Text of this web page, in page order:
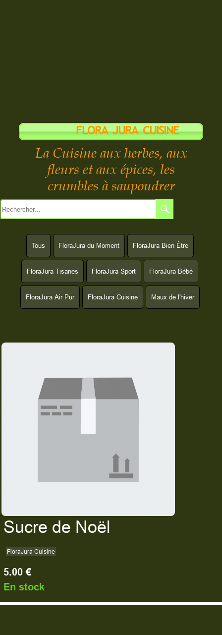
FLORA JURA CUISINE
La Cuisine aux herbes, aux
fleurs et aux épices, les
crumbles à saupoudrer
search
Tous FloraJura du Moment FloraJura Bien Être
FloraJura Tisanes FloraJura Sport FloraJura Bébé
FloraJura Air Pur FloraJura Cuisine Maux de l'hiver
Sucre de Noël
FloraJura Cuisine
5.00 €
En stock